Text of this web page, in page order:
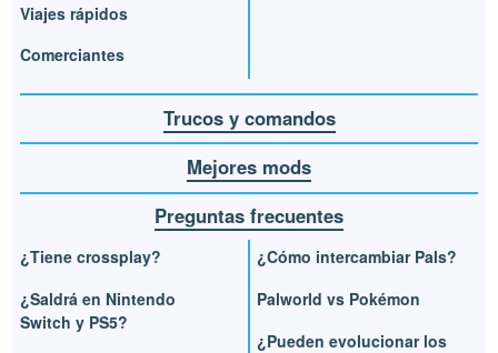
Viajes rápidos
Comerciantes
Trucos y comandos
Mejores mods
Preguntas frecuentes
¿Tiene crossplay?
¿Saldrá en Nintendo
Switch y PS5?
¿Cómo intercambiar Pals?
Palworld vs Pokémon
¿Pueden evolucionar los